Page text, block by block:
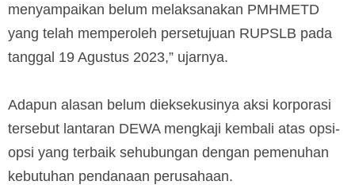
menyampaikan belum melaksanakan PMHMETD
yang telah memperoleh persetujuan RUPSLB pada
tanggal 19 Agustus 2023,” ujarnya.
Adapun alasan belum dieksekusinya aksi korporasi
tersebut lantaran DEWA mengkaji kembali atas opsi-
opsi yang terbaik sehubungan dengan pemenuhan
kebutuhan pendanaan perusahaan.